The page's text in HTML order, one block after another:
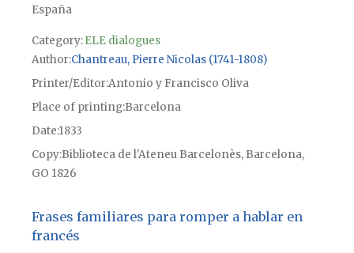
España
Category:ELE dialogues
Author Chantreau, Pierre Nicolas (1741-1808)
Printer/Editor Antonio y Francisco Oliva
Place of printingBarcelona
Date1833
CopyBiblioteca de l'Ateneu Barcelonès, Barcelona,
GO 1826
Frases familiares para romper a hablar en
francés